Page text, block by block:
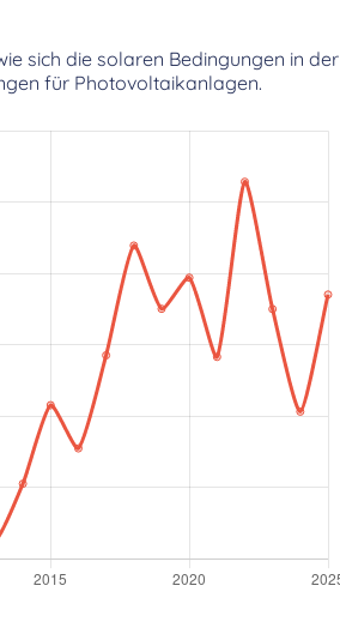
sich die solaren Bedingungen in der
für Photovoltaikanlagen.